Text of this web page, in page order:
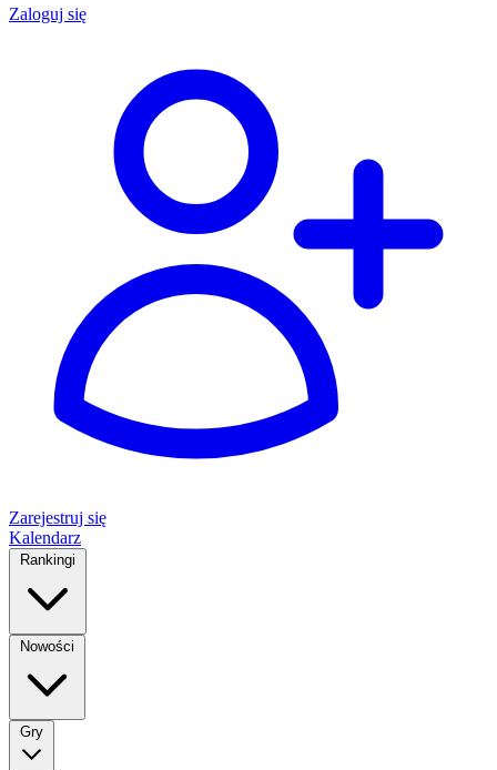
Zaloguj się
Zarejestruj się
Kalendarz
Rankingi
Nowości
Gry